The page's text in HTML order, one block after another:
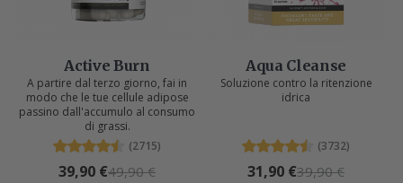
Active Burn
A partire dal terzo giorno, fai in
modo che le tue cellule adipose
passino dall'accumulo al consumo
di grassi.
(2715)
39,90 €49,90 €
Aqua Cleanse
Soluzione contro la ritenzione
idrica
(3732)
31,90 €39,90 €